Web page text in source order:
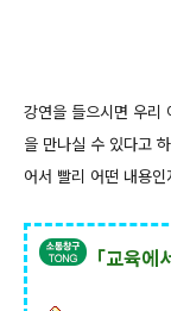
강연을 들으시면 우리
을 만나실 수 있다고
어서 빨리 어떤 내용
「교육